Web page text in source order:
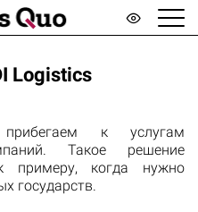
Logistics
к услугам
Такое решение
примеру, когда нужно
государств.